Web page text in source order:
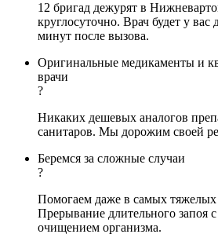
12 бригад дежурят в
круглосуточно. Врач будет у вас
минут после вызова.
Оригинальные медикаменты и
врачи
?
Никаких дешевых аналогов
санитаров. Мы дорожим своей
Беремся за сложные случаи
?
Помогаем даже в самых тяжелых
Прерывание длительного запоя
очищением организма.